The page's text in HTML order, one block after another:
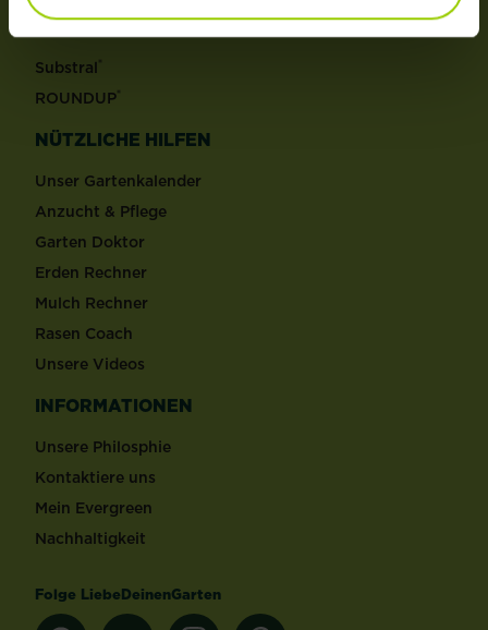
MARKEN
Substral®
ROUNDUP®
NÜTZLICHE HILFEN
Unser Gartenkalender
Anzucht & Pflege
Garten Doktor
Erden Rechner
Mulch Rechner
Rasen Coach
Unsere Videos
INFORMATIONEN
Unsere Philosphie
Kontaktiere uns
Mein Evergreen
Nachhaltigkeit
Folge LiebeDeinenGarten